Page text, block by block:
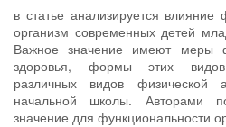
в статье анализируется влияние
организм современных детей
Важное значение имеют меры
здоровья, формы этих
различных видов физической
начальной школы. Авторами
значение для функциональности